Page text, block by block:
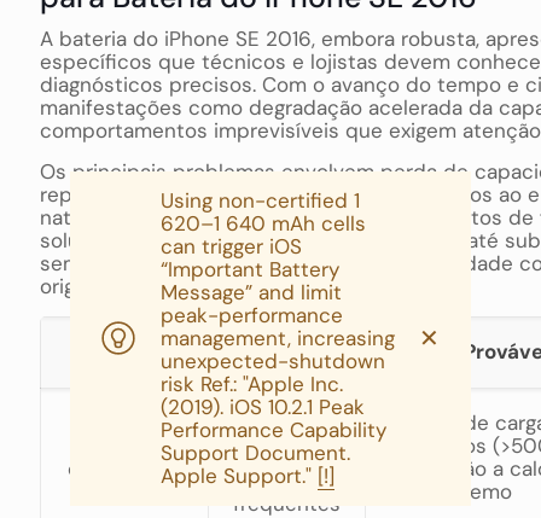
A bateria do iPhone SE 2016, embora robusta,
específicos que técnicos e lojistas devem
diagnósticos precisos. Com o avanço do tempo e
manifestações como degradação acelerada da
comportamentos imprevisíveis que exigem
Os principais problemas envolvem perda de
repentinos e inchaço, geralmente relacionados ao
natural, condições extremas de uso ou defeitos de
soluções variam desde ajustes de software até
sempre priorizando segurança e compatibilidade
originais do dispositivo.
Problema Sintomas Causas
Perda de
capacidade
Autonomia
reduzida,
necessidade
de recargas
frequentes
Ciclos de
completos
exposição a
extremo
Using non-certified 1
620–1 640 mAh cells
can trigger iOS
“Important Battery
Message” and limit
peak-performance
management, increasing
unexpected-shutdown
risk Ref.: "Apple Inc.
(2019). iOS 10.2.1 Peak
Performance Capability
Support Document.
Apple Support." [!]
✕